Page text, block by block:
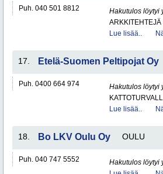
Puh. 040 501 8812
Hakutulos löytyi
ARKKITEHTEJÄ
Lue lisää..
17. Etelä-Suomen Peltipojat Oy
Puh. 0400 664 974
Hakutulos löytyi
Lue lisää..
18. Bo LKV Oulu Oy OULU
Puh. 040 747 5552
Hakutulos löytyi